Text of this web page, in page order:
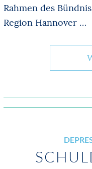
Rahmen des
Region Hannover …